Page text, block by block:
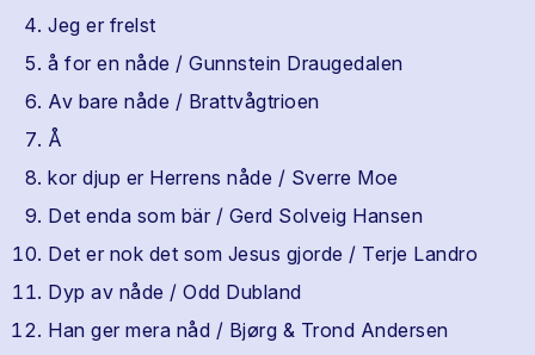
Jeg er frelst
å for en nåde / Gunnstein Draugedalen
Av bare nåde / Brattvågtrioen
Å
kor djup er Herrens nåde / Sverre Moe
Det enda som bär / Gerd Solveig Hansen
Det er nok det som Jesus gjorde / Terje Landro
Dyp av nåde / Odd Dubland
Han ger mera nåd / Bjørg & Trond Andersen